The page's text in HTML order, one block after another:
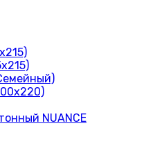
NUANCE